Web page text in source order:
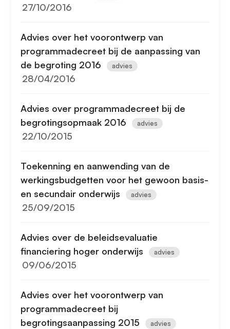
27/10/2016
Advies over het voorontwerp van
programmadecreet bij de aanpassing van
de begroting 2016
advies
28/04/2016
Advies over programmadecreet bij de
begrotingsopmaak 2016
advies
22/10/2015
Toekenning en aanwending van de
werkingsbudgetten voor het gewoon basis-
en secundair onderwijs
advies
25/09/2015
Advies over de beleidsevaluatie
financiering hoger onderwijs
advies
09/06/2015
Advies over het voorontwerp van
programmadecreet bij
begrotingsaanpassing 2015
advies